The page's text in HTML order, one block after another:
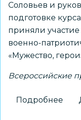
Соловьев и
подготовке
приняли
военно-
«Мужество,
Всероссийские
Подробнее